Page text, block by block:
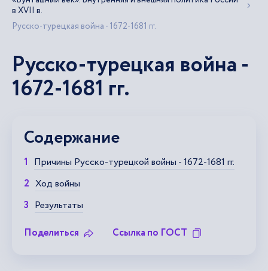
в XVII в.
Русско-турецкая война - 1672-1681 гг.
Русско-турецкая война -
1672-1681 гг.
Содержание
Причины Русско-турецкой войны - 1672-1681 гг.
Ход войны
Результаты
Поделиться
Ссылка по ГОСТ